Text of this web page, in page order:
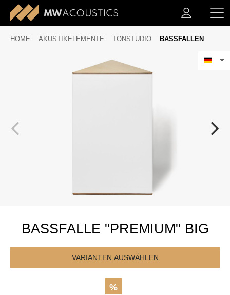
HOME AKUSTIKELEMENTE TONSTUDIO BASSFALLEN
BASSFALLE "PREMIUM" BIG
VARIANTEN AUSWÄHLEN
%